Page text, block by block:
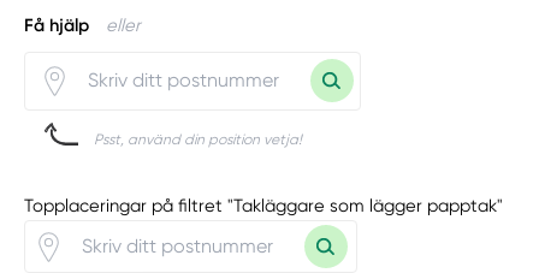
Få hjälp eller
Psst, använd din position vetja!
Topplaceringar på filtret "Takläggare som lägger papptak"